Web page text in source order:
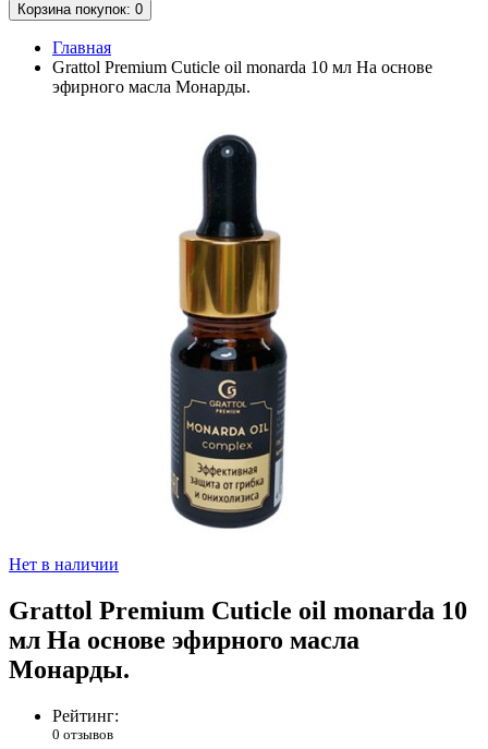
Корзинапокупок: 0
Главная
Grattol Premium Cuticle oil monarda 10 мл На основе
эфирного масла Монарды.
Нет в наличии
Grattol Premium Cuticle oil monarda 10
мл На основе эфирного масла
Монарды.
Рейтинг:
0 отзывов